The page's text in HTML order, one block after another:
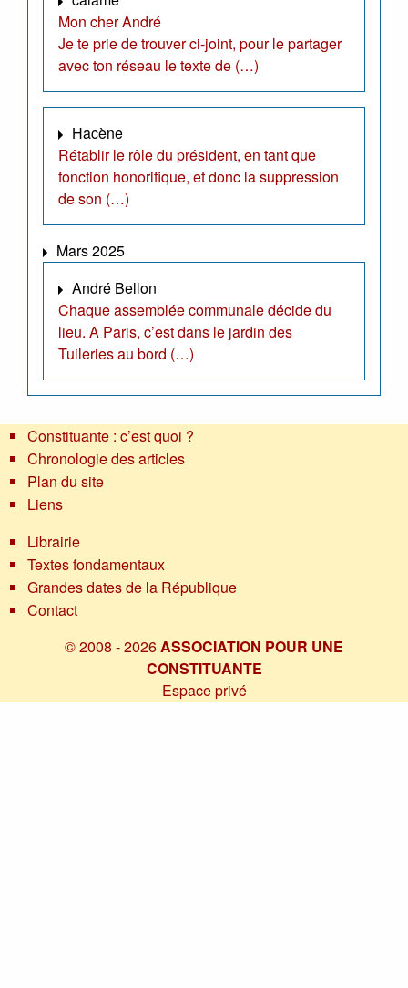
Mon cher André
Je te prie de trouver ci-joint, pour le partager
avec ton réseau le texte de (…)
Hacène
Rétablir le rôle du président, en tant que
fonction honorifique, et donc la suppression
de son (…)
Mars 2025
André Bellon
Chaque assemblée communale décide du
lieu. A Paris, c’est dans le jardin des
Tuileries au bord (…)
Constituante : c’est quoi ?
Chronologie des articles
Plan du site
Liens
Librairie
Textes fondamentaux
Grandes dates de la République
Contact
© 2008 - 2026ASSOCIATION POUR UNE
CONSTITUANTE
Espace privé